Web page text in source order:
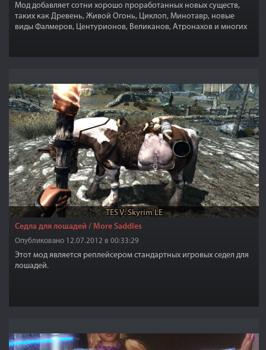
Мод добавляет сотни хорошо проработанных новых существ,
таких как Древень, Живой Огонь, Циклоп, Минотавр, новые
виды Фалмеров, Центурионов, Великанов, Атронахов и многих
TES V: Skyrim LE
Седла для лошадей / More Saddles
Опубликовано 12.07.2012 в 00:33:29
Этот мод является реплейсером стандартных игровых седел для
лошадей.